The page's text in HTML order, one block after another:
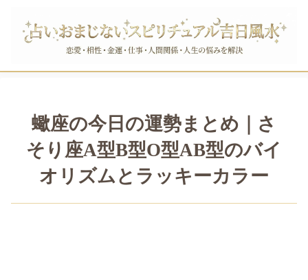
蠍座の今日の運勢まとめ｜さ
そり座A型B型O型AB型のバイ
オリズムとラッキーカラー